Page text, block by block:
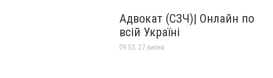
Адвокат (СЗЧ)| Онлайн по
всій Україні
09:53, 27 липня